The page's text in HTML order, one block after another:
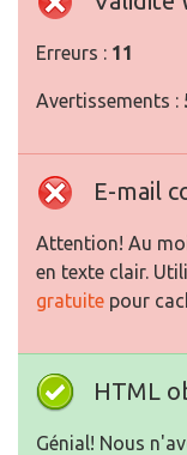
Erreurs : 11
Avertissements :
E-mail
Attention! Au
en texte clair.
gratuite pour
HTML
Génial! Nous